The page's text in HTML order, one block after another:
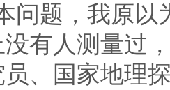
问题，我原以
有人测量过
、国家地理